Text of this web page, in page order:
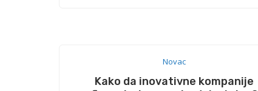
Novac
Kako da inovativne kompanije